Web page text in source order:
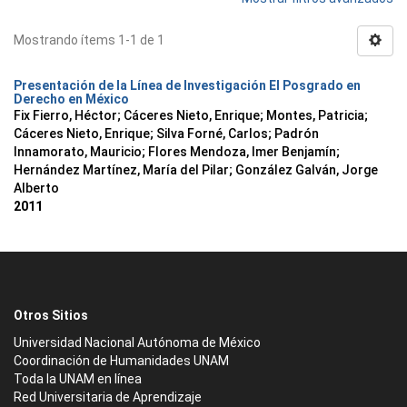
Mostrando ítems 1-1 de 1
Presentación de la Línea de Investigación El Posgrado en
Derecho en México
Fix Fierro, Héctor; Cáceres Nieto, Enrique; Montes, Patricia;
Cáceres Nieto, Enrique; Silva Forné, Carlos; Padrón
Innamorato, Mauricio; Flores Mendoza, Imer Benjamín;
Hernández Martínez, María del Pilar; González Galván, Jorge
Alberto
2011
Otros Sitios
Universidad Nacional Autónoma de México
Coordinación de Humanidades UNAM
Toda la UNAM en línea
Red Universitaria de Aprendizaje